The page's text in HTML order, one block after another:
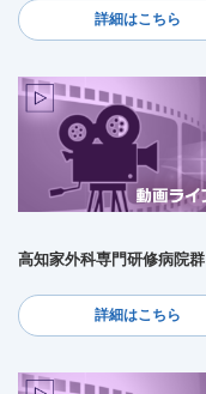
詳細はこちら
高知家外科専門研修病院群
詳細はこちら